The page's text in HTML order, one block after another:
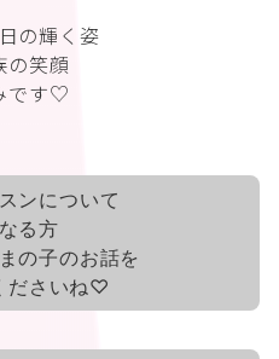
の輝く姿
の笑顔
です♡
ンについて
る方
の子のお話を
ださいね♡